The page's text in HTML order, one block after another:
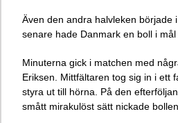
Även den andra halvleken började
senare hade Danmark en boll i
Minuterna gick i matchen med
Eriksen. Mittfältaren tog sig in i ett
styra ut till hörna. På den
smått mirakulöst sätt nickade